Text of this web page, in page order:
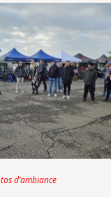
d’ambiance